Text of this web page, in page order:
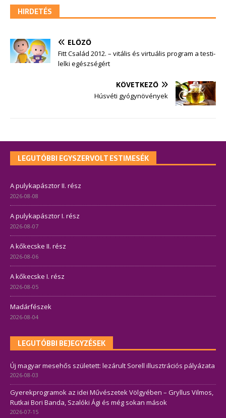
HIRDETÉS
ELŐZŐ
Fitt Család 2012. – vitális és virtuális program a testi-
lelki egészségért
KÖVETKEZŐ
Húsvéti gyógynövények
LEGUTÓBBI EGYSZERVOLT ESTIMESÉK
A pulykapásztor II. rész
2026-08-08
A pulykapásztor I. rész
2026-08-07
A kőkecske II. rész
2026-08-06
A kőkecske I. rész
2026-08-05
Madárfészek
2026-08-04
LEGUTÓBBI BEJEGYZÉSEK
Új magyar mesehős született: lezárult Sorell illusztrációs pályázata
2026-08-03
Gyerekprogramok az idei Művészetek Völgyében – Gryllus Vilmos,
Rutkai Bori Banda, Szalóki Ági és még sokan mások
2026-07-15